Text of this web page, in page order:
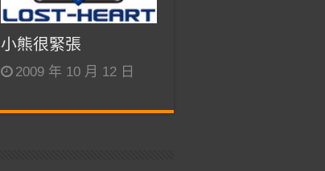
小熊很緊張
2009 年 10 月 12 日